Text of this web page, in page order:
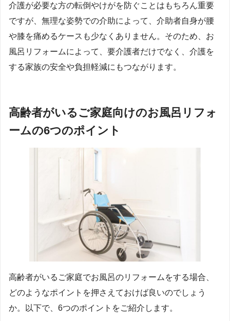
介護が必要な方の転倒やけがを防ぐことはもちろん重要
ですが、無理な姿勢での介助によって、介助者自身が腰
や膝を痛めるケースも少なくありません。そのため、お
風呂リフォームによって、要介護者だけでなく、介護を
する家族の安全や負担軽減にもつながります。
高齢者がいるご家庭向けのお風呂リフォ
ームの6つのポイント
高齢者がいるご家庭でお風呂のリフォームをする場合、
どのようなポイントを押さえておけば良いのでしょう
か。以下で、6つのポイントをご紹介します。